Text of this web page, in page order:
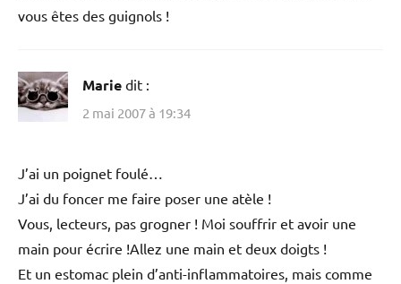
vous êtes des guignols !
Marie dit :
2 mai 2007 à 19:34
J’ai un poignet foulé…
J’ai du foncer me faire poser une atèle !
Vous, lecteurs, pas grogner ! Moi souffrir et avoir une
main pour écrire !Allez une main et deux doigts !
Et un estomac plein d’anti-inflammatoires, mais comme